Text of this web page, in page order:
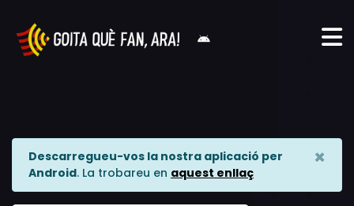
Descarregueu-vos la nostra aplicació per
Android. La trobareu en aquest enllaç
×